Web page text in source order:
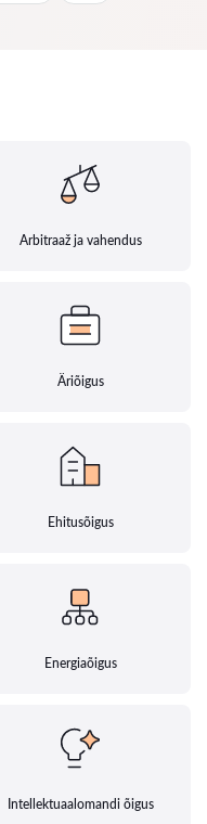
Arbitraaž ja vahendus
Äriõigus
Ehitusõigus
Energiaõigus
Intellektuaalomandi õigus